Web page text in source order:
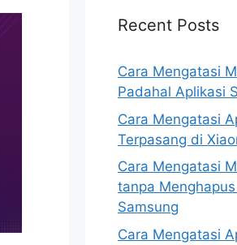
Recent Posts
Cara Mengatasi
Padahal Aplikasi
Cara Mengatasi
Terpasang di
Cara Mengatasi
tanpa
Samsung
Cara Mengatasi